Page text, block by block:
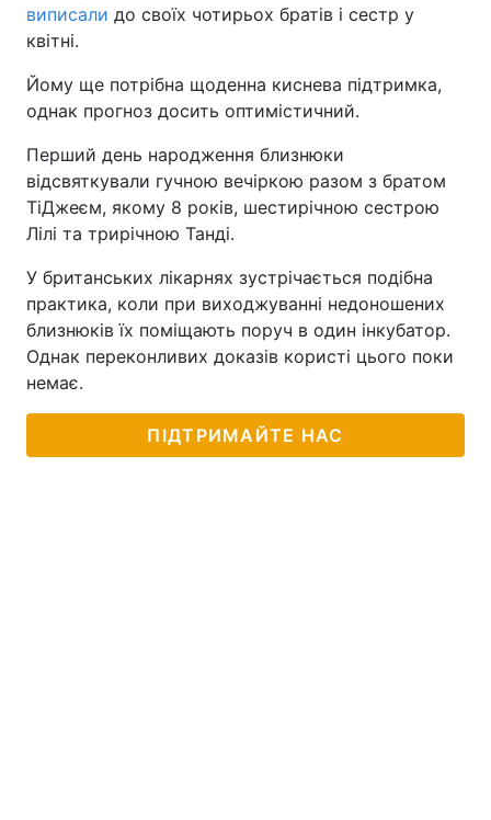
виписали до своїх чотирьох братів і сестр у
квітні.
Йому ще потрібна щоденна киснева підтримка,
однак прогноз досить оптимістичний.
Перший день народження близнюки
відсвяткували гучною вечіркою разом з братом
ТіДжеєм, якому 8 років, шестирічною сестрою
Лілі та трирічною Танді.
У британських лікарнях зустрічається подібна
практика, коли при виходжуванні недоношених
близнюків їх поміщають поруч в один інкубатор.
Однак переконливих доказів користі цього поки
немає.
ПІДТРИМАЙТЕ НАС